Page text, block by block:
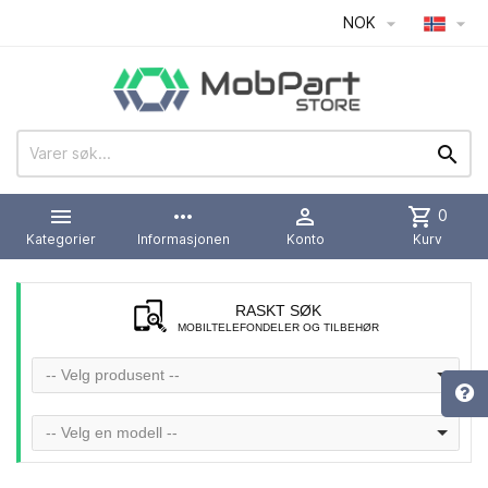
NOK  


Kategorier
more_horiz
Informasjonen

Konto
shopping_cart 0
Kurv
RASKT SØK
MOBILTELEFONDELER OG TILBEHØR
-- Velg produsent --
-- Velg en modell --